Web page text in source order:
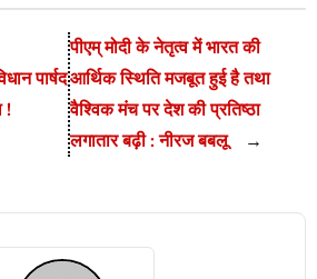
पार्षद
!
पीएम् मोदी के नेतृत्व में भारत की
आर्थिक स्थिति मजबूत हुई है तथा
वैश्विक मंच पर देश की प्रतिष्ठा
लगातार बढ़ी : नीरज बबलू
→